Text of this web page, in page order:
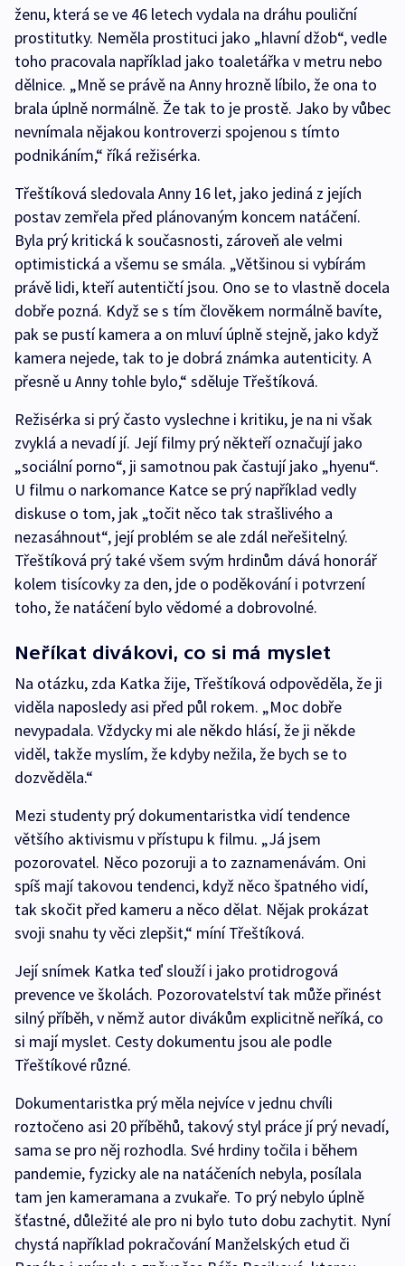
ženu, která se ve 46 letech vydala na dráhu pouliční
prostitutky. Neměla prostituci jako „hlavní džob“, vedle
toho pracovala například jako toaletářka v metru nebo
dělnice. „Mně se právě na Anny hrozně líbilo, že ona to
brala úplně normálně. Že tak to je prostě. Jako by vůbec
nevnímala nějakou kontroverzi spojenou s tímto
podnikáním,“ říká režisérka.
Třeštíková sledovala Anny 16 let, jako jediná z jejích
postav zemřela před plánovaným koncem natáčení.
Byla prý kritická k současnosti, zároveň ale velmi
optimistická a všemu se smála. „Většinou si vybírám
právě lidi, kteří autentičtí jsou. Ono se to vlastně docela
dobře pozná. Když se s tím člověkem normálně bavíte,
pak se pustí kamera a on mluví úplně stejně, jako když
kamera nejede, tak to je dobrá známka autenticity. A
přesně u Anny tohle bylo,“ sděluje Třeštíková.
Režisérka si prý často vyslechne i kritiku, je na ni však
zvyklá a nevadí jí. Její filmy prý někteří označují jako
„sociální porno“, ji samotnou pak častují jako „hyenu“.
U filmu o narkomance Katce se prý například vedly
diskuse o tom, jak „točit něco tak strašlivého a
nezasáhnout“, její problém se ale zdál neřešitelný.
Třeštíková prý také všem svým hrdinům dává honorář
kolem tisícovky za den, jde o poděkování i potvrzení
toho, že natáčení bylo vědomé a dobrovolné.
Neříkat divákovi, co si má myslet
Na otázku, zda Katka žije, Třeštíková odpověděla, že ji
viděla naposledy asi před půl rokem. „Moc dobře
nevypadala. Vždycky mi ale někdo hlásí, že ji někde
viděl, takže myslím, že kdyby nežila, že bych se to
dozvěděla.“
Mezi studenty prý dokumentaristka vidí tendence
většího aktivismu v přístupu k filmu. „Já jsem
pozorovatel. Něco pozoruji a to zaznamenávám. Oni
spíš mají takovou tendenci, když něco špatného vidí,
tak skočit před kameru a něco dělat. Nějak prokázat
svoji snahu ty věci zlepšit,“ míní Třeštíková.
Její snímek Katka teď slouží i jako protidrogová
prevence ve školách. Pozorovatelství tak může přinést
silný příběh, v němž autor divákům explicitně neříká, co
si mají myslet. Cesty dokumentu jsou ale podle
Třeštíkové různé.
Dokumentaristka prý měla nejvíce v jednu chvíli
roztočeno asi 20 příběhů, takový styl práce jí prý nevadí,
sama se pro něj rozhodla. Své hrdiny točila i během
pandemie, fyzicky ale na natáčeních nebyla, posílala
tam jen kameramana a zvukaře. To prý nebylo úplně
šťastné, důležité ale pro ni bylo tuto dobu zachytit. Nyní
chystá například pokračování Manželských etud či